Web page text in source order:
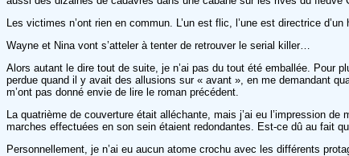
Les victimes n’ont rien en commun. L’un est flic, l’une est directrice
Wayne et Nina vont s’atteler à tenter de retrouver le serial killer…
Alors autant le dire tout de suite, je n’ai pas du tout été emballée. Pour
perdue quand il y avait des allusions sur « avant », en me demandant
m’ont pas donné envie de lire le roman précédent.
La quatrième de couverture était alléchante, mais j’ai eu l’impression
marches effectuées en son sein étaient redondantes. Est-ce dû au fait
Personnellement, je n’ai eu aucun atome crochu avec les différents